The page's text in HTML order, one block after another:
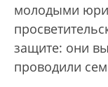
молодыми
защите: они
проводили